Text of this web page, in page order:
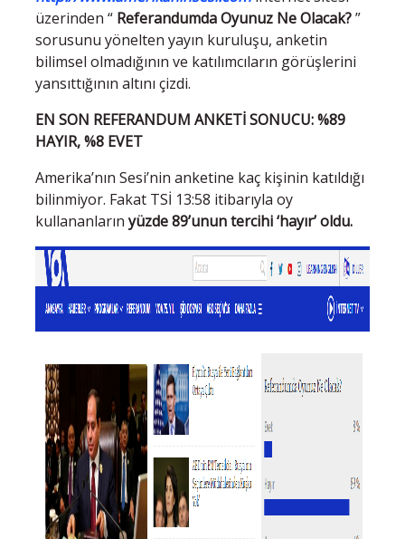
üzerinden “ Referandumda Oyunuz Ne Olacak?”
sorusunu yönelten yayın kuruluşu, anketin
bilimsel olmadığının ve katılımcıların görüşlerini
yansıttığının altını çizdi.
EN SON REFERANDUM ANKETİ SONUCU: %89
HAYIR, %8 EVET
Amerika’nın Sesi’nin anketine kaç kişinin katıldığı
bilinmiyor. Fakat TSİ 13:58 itibarıyla oy
kullananlarınyüzde 89’unun tercihi ‘hayır’ oldu.